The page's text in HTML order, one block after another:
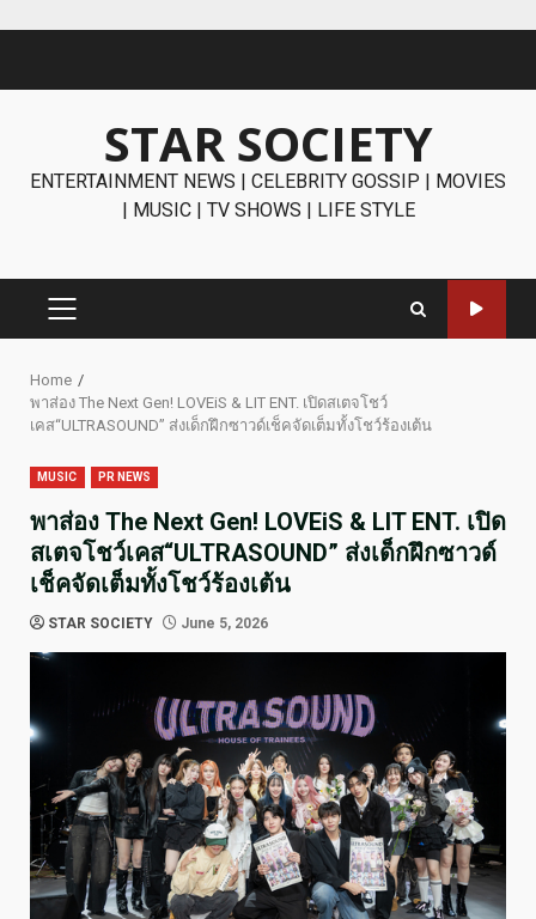
STAR SOCIETY
ENTERTAINMENT NEWS | CELEBRITY GOSSIP | MOVIES
| MUSIC | TV SHOWS | LIFE STYLE
PRIMARY
Home
พาส่อง The Next Gen! LOVEiS & LIT ENT. เปิดสเตจโชว์
เคส“ULTRASOUND” ส่งเด็กฝึกซาวด์เช็คจัดเต็มทั้งโชว์ร้องเต้น
MUSIC PR NEWS
พาส่อง The Next Gen! LOVEiS & LIT ENT. เปิด
สเตจโชว์เคส“ULTRASOUND” ส่งเด็กฝึกซาวด์
เช็คจัดเต็มทั้งโชว์ร้องเต้น
STAR SOCIETY June 5, 2026